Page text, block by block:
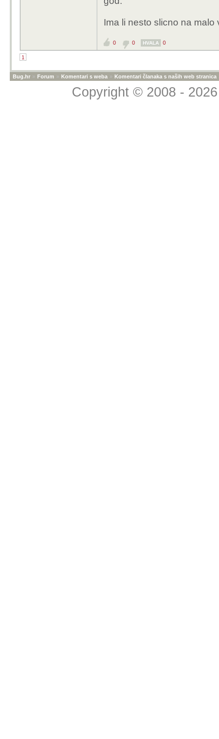
Ima li nesto slicno na
0 0 HVALA 0
1
Bug.hr » Forum » Komentari s weba » Komentari članaka s naših web stranica
Copyright © 2008 -